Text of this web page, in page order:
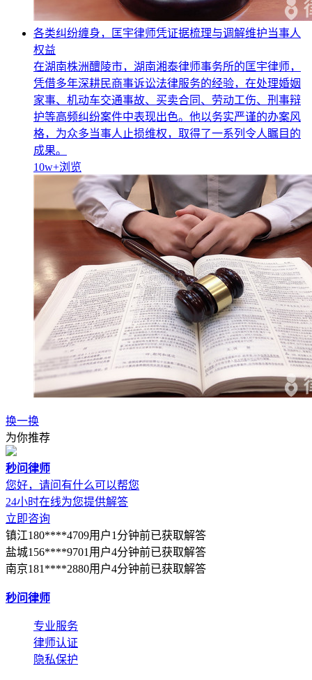
各类纠纷缠身，匡宇律师凭证据梳理与调解维护当事人
权益
在湖南株洲醴陵市，湖南湘泰律师事务所的匡宇律师，
凭借多年深耕民商事诉讼法律服务的经验，在处理婚姻
家事、机动车交通事故、买卖合同、劳动工伤、刑事辩
护等高频纠纷案件中表现出色。他以务实严谨的办案风
格，为众多当事人止损维权，取得了一系列令人瞩目的
成果。
10w+浏览
换一换
为你推荐
秒问律师
您好，请问有什么可以帮您
24小时在线为您提供解答
立即咨询
镇江180****4709用户1分钟前已获取解答
盐城156****9701用户4分钟前已获取解答
南京181****2880用户4分钟前已获取解答
秒问律师
专业服务
律师认证
隐私保护